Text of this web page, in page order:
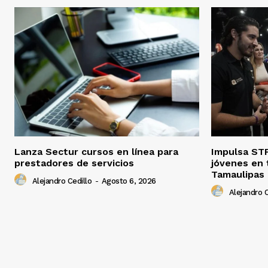
Lanza Sectur cursos en línea para
prestadores de servicios
Alejandro Cedillo - Agosto 6, 2026
Impulsa
jóvenes en
Tamaulipas
Alejandro